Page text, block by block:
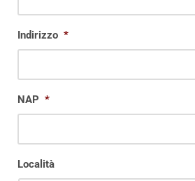
Indirizzo *
NAP *
Località